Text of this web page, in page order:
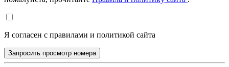
Я согласен с правилами и политикой сайта
Запросить просмотр номера